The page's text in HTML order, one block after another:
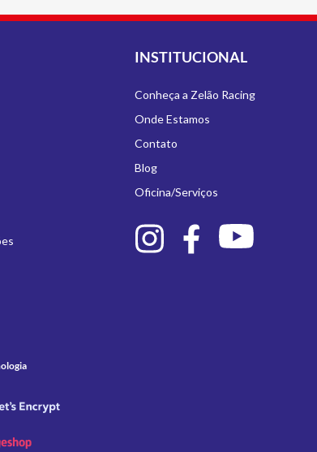
INSTITUCIONAL
Conheça a Zelão Racing
Onde Estamos
Contato
Blog
Oficina/Serviços